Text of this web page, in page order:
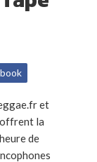
et
offrent la
de